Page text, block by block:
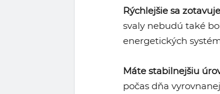
Rýchlejšie sa
svaly nebudú také
energetických
Máte stabilnejšiu
počas dňa